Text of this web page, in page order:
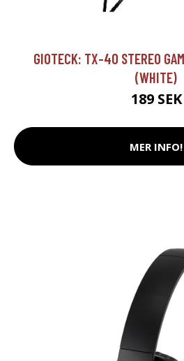
GIOTECK: TX-40 STEREO
(WHITE)
189 SEK
MER INFO!